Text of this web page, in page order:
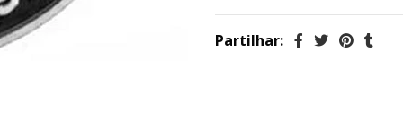
Partilhar: